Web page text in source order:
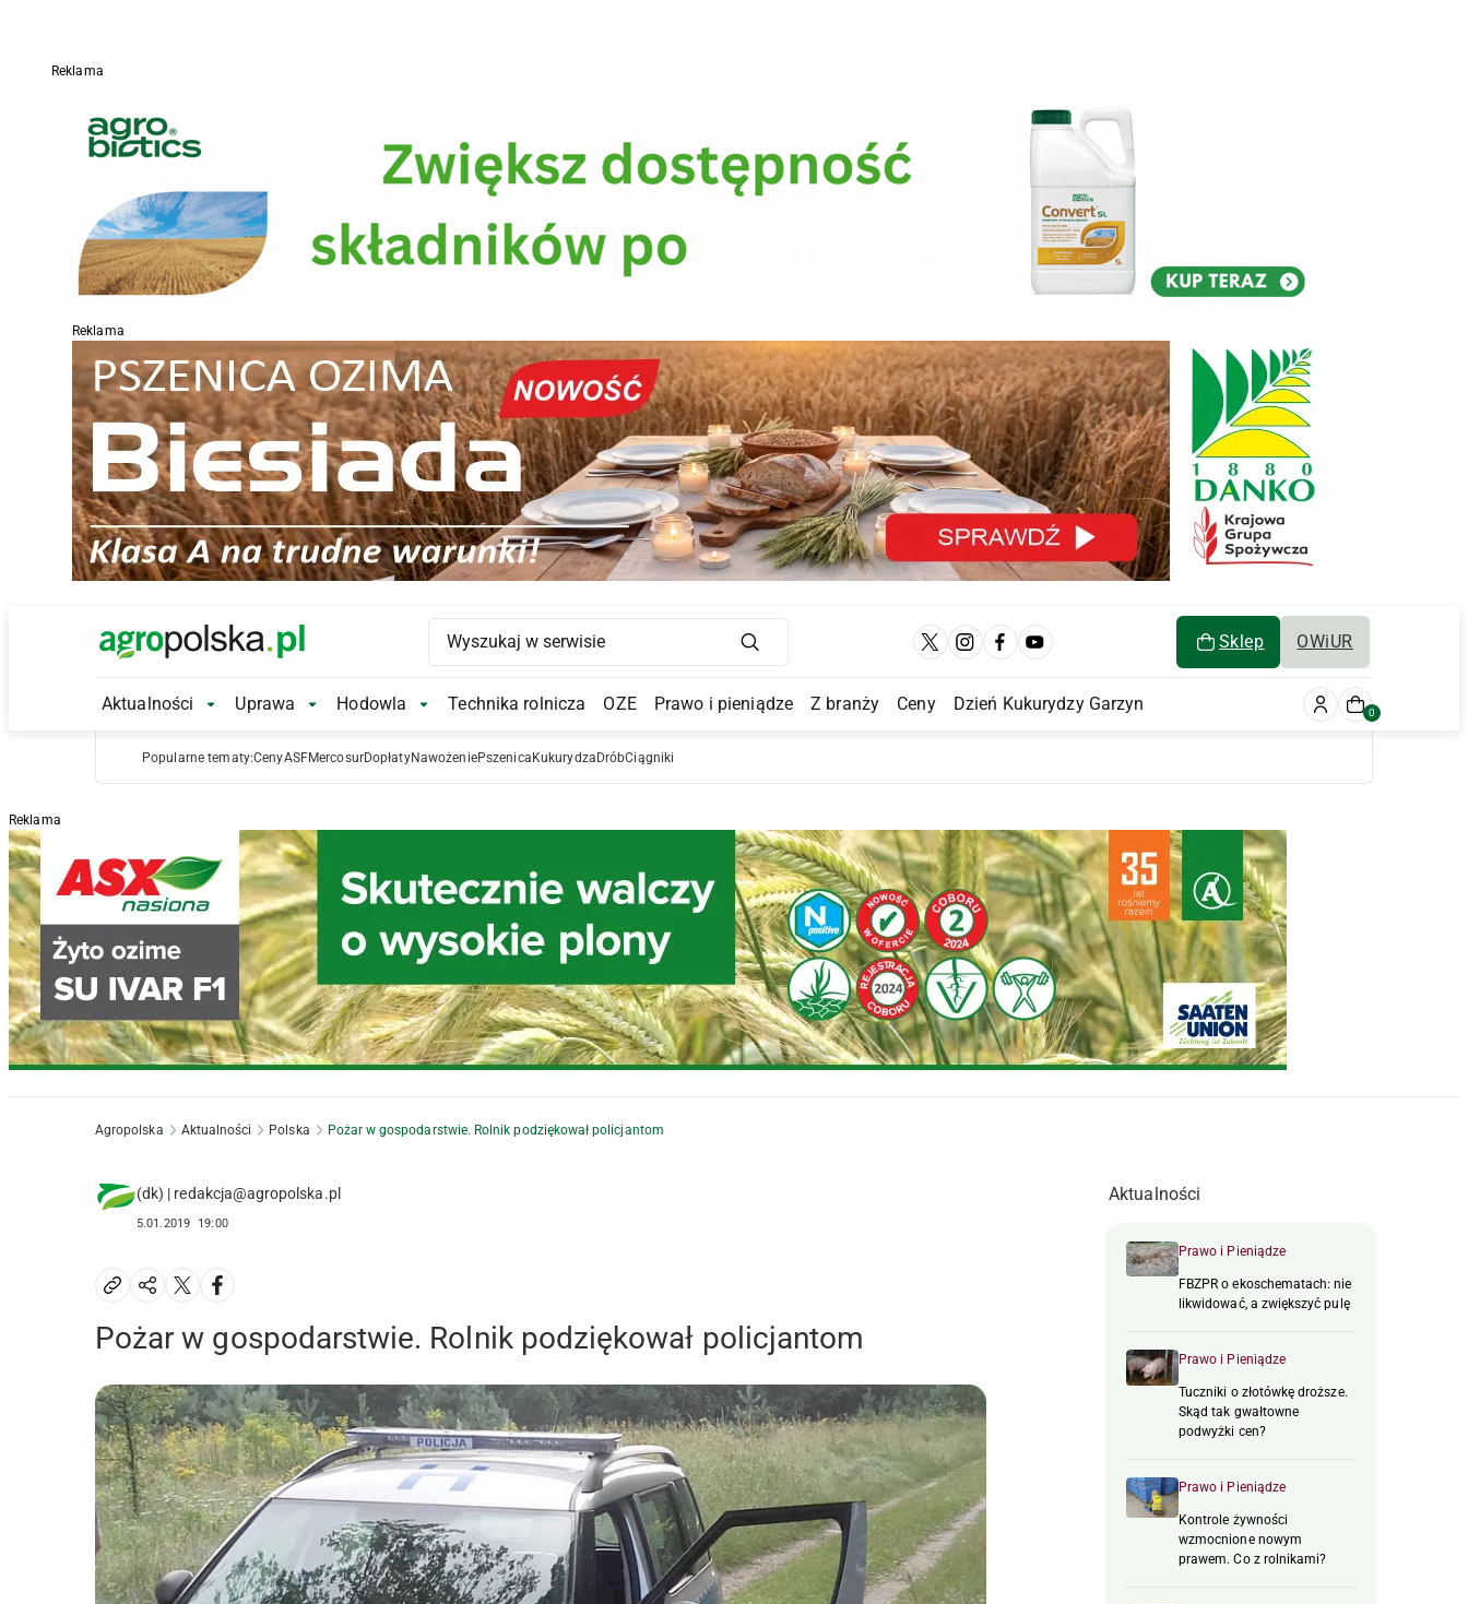
Reklama
Reklama
Main Logo Sklep OWiUR
Main Navigation
Aktualności Aktualności Submenu
Uprawa Uprawa Submenu
Hodowla Hodowla Submenu
Technika rolnicza OZE Prawo i pieniądze Z branży Ceny Dzień Kukurydzy Garzyn 0
Popularne tematy:CenyASFMercosurDopłatyNawożeniePszenica Kukurydza DróbCiągniki
Reklama
Agropolska Aktualności Polska Pożar w gospodarstwie. Rolnik podziękował policjantom
(dk) | redakcja@agropolska.pl
5.01.2019 19:00
Pożar w gospodarstwie. Rolnik podziękował policjantom
Aktualności
Prawo i Pieniądze
FBZPR o ekoschematach: nie
likwidować, a zwiększyć pulę
Prawo i Pieniądze
Tuczniki o złotówkę droższe.
Skąd tak gwałtowne
podwyżki cen?
Prawo i Pieniądze
Kontrole żywności
wzmocnione nowym
prawem. Co z rolnikami?